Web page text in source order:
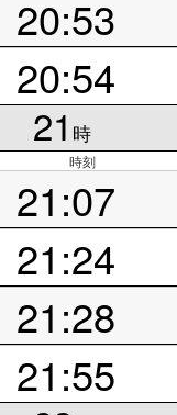
20:53
20:54
21 時
時刻
21:07
21:24
21:28
21:55